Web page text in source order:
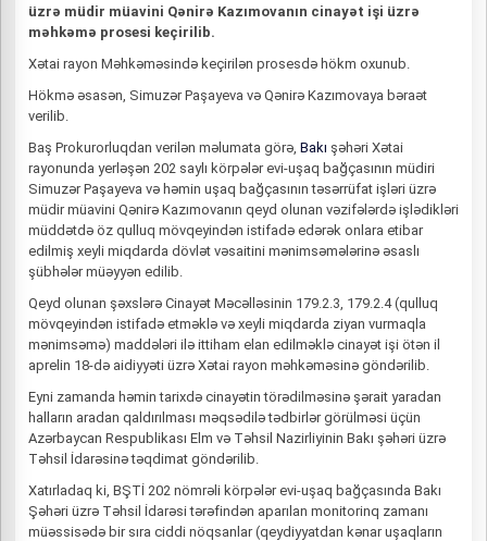
üzrə müdir müavini Qənirə Kazımovanın cinayət işi üzrə
məhkəmə prosesi keçirilib.
Xətai rayon Məhkəməsində keçirilən prosesdə hökm oxunub.
Hökmə əsasən, Simuzər Paşayeva və Qənirə Kazımovaya bəraət
verilib.
Baş Prokurorluqdan verilən məlumata görə, Bakı şəhəri Xətai
rayonunda yerləşən 202 saylı körpələr evi-uşaq bağçasının müdiri
Simuzər Paşayeva və həmin uşaq bağçasının təsərrüfat işləri üzrə
müdir müavini Qənirə Kazımovanın qeyd olunan vəzifələrdə işlədikləri
müddətdə öz qulluq mövqeyindən istifadə edərək onlara etibar
edilmiş xeyli miqdarda dövlət vəsaitini mənimsəmələrinə əsaslı
şübhələr müəyyən edilib.
Qeyd olunan şəxslərə Cinayət Məcəlləsinin 179.2.3, 179.2.4 (qulluq
mövqeyindən istifadə etməklə və xeyli miqdarda ziyan vurmaqla
mənimsəmə) maddələri ilə ittiham elan edilməklə cinayət işi ötən il
aprelin 18-də aidiyyəti üzrə Xətai rayon məhkəməsinə göndərilib.
Eyni zamanda həmin tarixdə cinayətin törədilməsinə şərait yaradan
halların aradan qaldırılması məqsədilə tədbirlər görülməsi üçün
Azərbaycan Respublikası Elm və Təhsil Nazirliyinin Bakı şəhəri üzrə
Təhsil İdarəsinə təqdimat göndərilib.
Xatırladaq ki, BŞTİ 202 nömrəli körpələr evi-uşaq bağçasında Bakı
Şəhəri üzrə Təhsil İdarəsi tərəfindən aparılan monitorinq zamanı
müəssisədə bir sıra ciddi nöqsanlar (qeydiyyatdan kənar uşaqların